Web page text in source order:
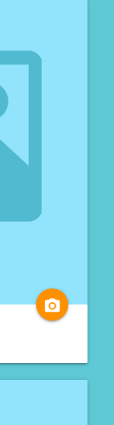
camera_alt